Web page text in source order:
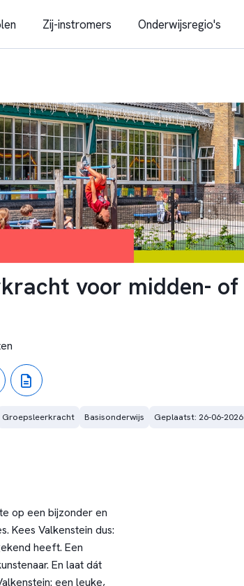
Zij-instromers Onderwijsregio's
voor midden- of
Groepsleerkracht Basisonderwijs
Geplaatst: 26-06-2026
op een bijzonder en
Kees Valkenstein dus:
heeft. Een
En laat dát
een leuke,